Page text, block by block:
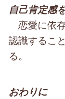
自己肯定感
恋愛に依
認識するこ
る。
おわりに